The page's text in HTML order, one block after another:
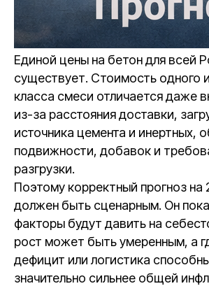
Единой цены на бетон для всей
существует. Стоимость одного
класса смеси отличается даже
из-за расстояния доставки,
источника цемента и инертных,
подвижности, добавок и
разгрузки.
Поэтому корректный прогноз на
должен быть сценарным. Он
факторы будут давить на
рост может быть умеренным, а
дефицит или логистика
значительно сильнее общей